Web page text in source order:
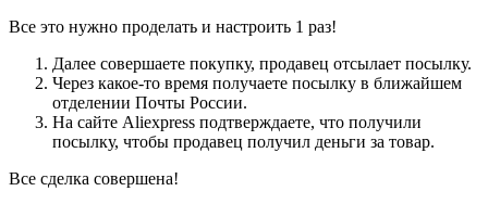
Все это нужно проделать и настроить 1 раз!
Далее совершаете покупку, продавец отсылает посылку.
Через какое-то время получаете посылку в ближайшем
отделении Почты России.
На сайте Aliexpress подтверждаете, что получили
посылку, чтобы продавец получил деньги за товар.
Все сделка совершена!